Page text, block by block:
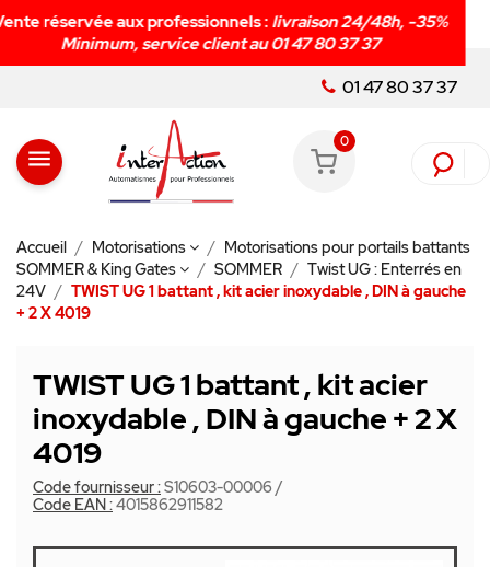
-35%
Livraison rapide en48h!
01 47 80 37 37
menu
0
Accueil Motorisations
Motorisations pour portails battants
SOMMER & King Gates
SOMMER
Twist UG : Enterrés en
24V
TWIST UG 1 battant , kit acier inoxydable , DIN à gauche
+ 2 X 4019
TWIST UG 1 battant , kit acier
inoxydable , DIN à gauche + 2 X
4019
Code fournisseur :S10603-00006/
Code EAN :4015862911582